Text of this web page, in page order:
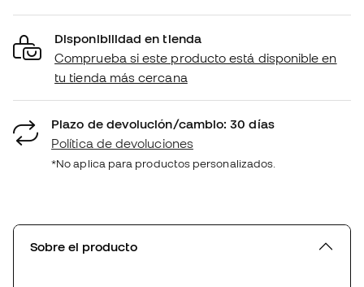
Disponibilidad en tienda
Comprueba si este producto está disponible en
tu tienda más cercana
Plazo de devolución/cambio: 30 días
Política de devoluciones
*No aplica para productos personalizados.
Sobre el producto